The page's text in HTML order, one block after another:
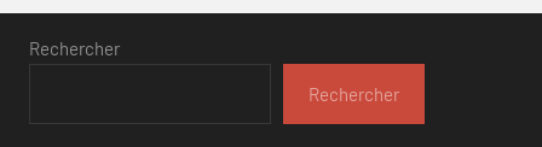
Rechercher
Rechercher